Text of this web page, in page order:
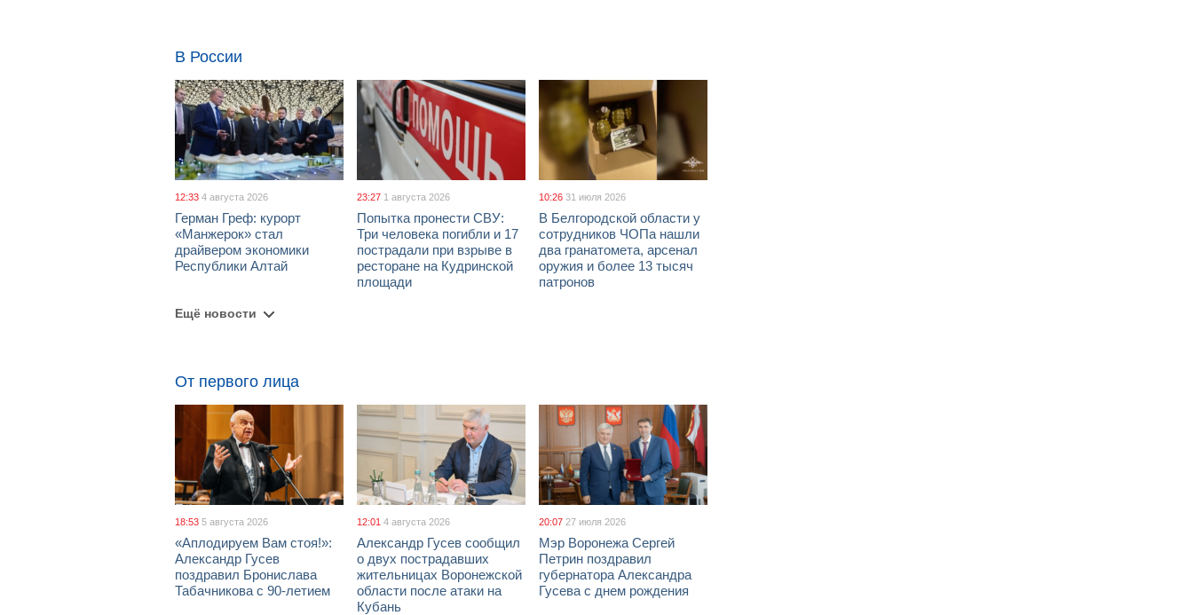
В России
12:33 4 августа 2026
Герман Греф: курорт
«Манжерок» стал
драйвером экономики
Республики Алтай
23:27 1 августа 2026
Попытка пронести СВУ:
Три человека погибли и 17
пострадали при взрыве в
ресторане на Кудринской
площади
10:26 31 июля 2026
В Белгородской области у
сотрудников ЧОПа нашли
два гранатомета, арсенал
оружия и более 13 тысяч
патронов
Ещё новости
От первого лица
18:53 5 августа 2026
«Аплодируем Вам стоя!»:
Александр Гусев
поздравил Бронислава
Табачникова с 90-летием
12:01 4 августа 2026
Александр Гусев сообщил
о двух пострадавших
жительницах Воронежской
области после атаки на
Кубань
20:07 27 июля 2026
Мэр Воронежа Сергей
Петрин поздравил
губернатора Александра
Гусева с днем рождения